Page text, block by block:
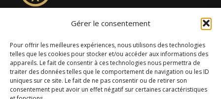
Gérer le consentement
Pour offrir les meilleures expériences, nous utilisons des technologies
telles que les cookies pour stocker et/ou accéder aux informations des
appareils. Le fait de consentir à ces technologies nous permettra de
traiter des données telles que le comportement de navigation ou les ID
uniques sur ce site. Le fait de ne pas consentir ou de retirer son
consentement peut avoir un effet négatif sur certaines caractéristiques
4957, rue Lionel-Groulx, bureau 819, Saint-Augustin-de-
Desmaures QC G3A 0M7